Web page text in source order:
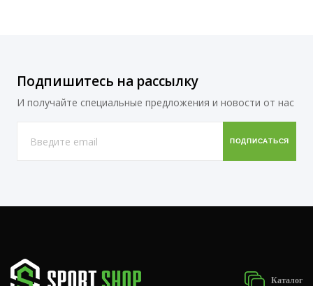
Подпишитесь на рассылку
И получайте специальные предложения и новости от нас
Каталог